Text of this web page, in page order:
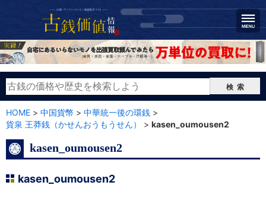
検索
HOME > 中国貨幣 > 中華統一後の環銭 >
貨泉 王莽銭（かせんおうもうせん）
> kasen_oumousen2
kasen_oumousen2
kasen_oumousen2